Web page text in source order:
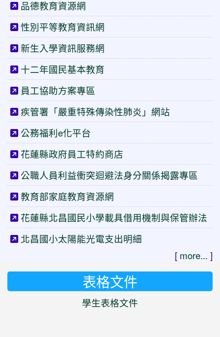
品德教育資源網
性別平等教育資訊網
新生入學資訊服務網
十二年國民基本教育
員工協助方案專區
疾管署「嚴重特殊傳染性肺炎」網站
公務福利e化平台
花蓮縣政府員工特約商店
公職人員利益衝突迴避法身分關係揭露專區
教育部家庭教育資源網
花蓮縣北昌國民小學載具借用機制與保管辦法
北昌國小太陽能光電支出明細
[ more... ]
表格文件
學生表格文件